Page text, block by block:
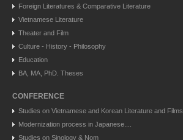
Foreign Literatures & Comparative Literature
Vietnamese Literature
Theater and Film
Culture - History - Philosophy
Education
BA, MA, PhD. Theses
CONFERENCE
Studies on Vietnamese and Korean Literature and Films
Modernization process in Japanese....
Studies on Sinology & Nom